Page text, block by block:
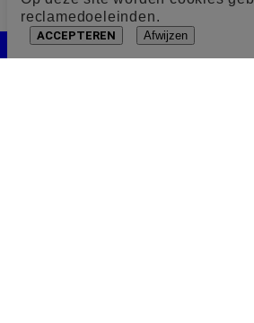
reclamedoeleinden.
ACCEPTEREN Afwijzen
Cookie toestemming